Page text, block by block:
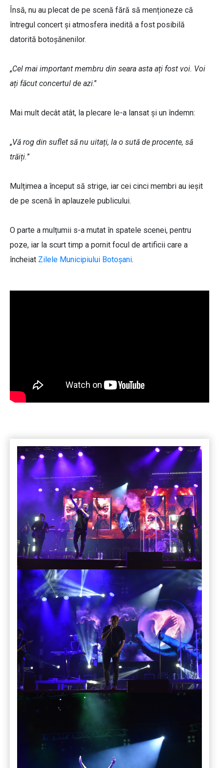
Însă, nu au plecat de pe scenă fără să menționeze că
întregul concert și atmosfera inedită a fost posibilă
datorită botoșănenilor.
„Cel mai important membru din seara asta ați fost voi. Voi
ați făcut concertul de azi.”
Mai mult decât atât, la plecare le-a lansat și un îndemn:
„Vă rog din suflet să nu uitați, la o sută de procente, să
trăiți.”
Mulțimea a început să strige, iar cei cinci membri au ieșit
de pe scenă în aplauzele publicului.
O parte a mulțumii s-a mutat în spatele scenei, pentru
poze, iar la scurt timp a pornit focul de artificii care a
încheiat Zilele Municipiului Botoșani.